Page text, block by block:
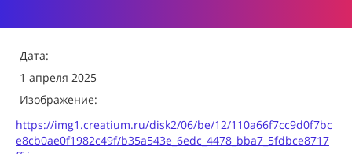
Дата:
1 апреля 2025
Изображение:
https://img1.creatium.ru/disk2/06/be/12/110a66f7cc9d0f7bc
e8cb0ae0f1982c49f/b35a543e_6edc_4478_bba7_5fdbce8717